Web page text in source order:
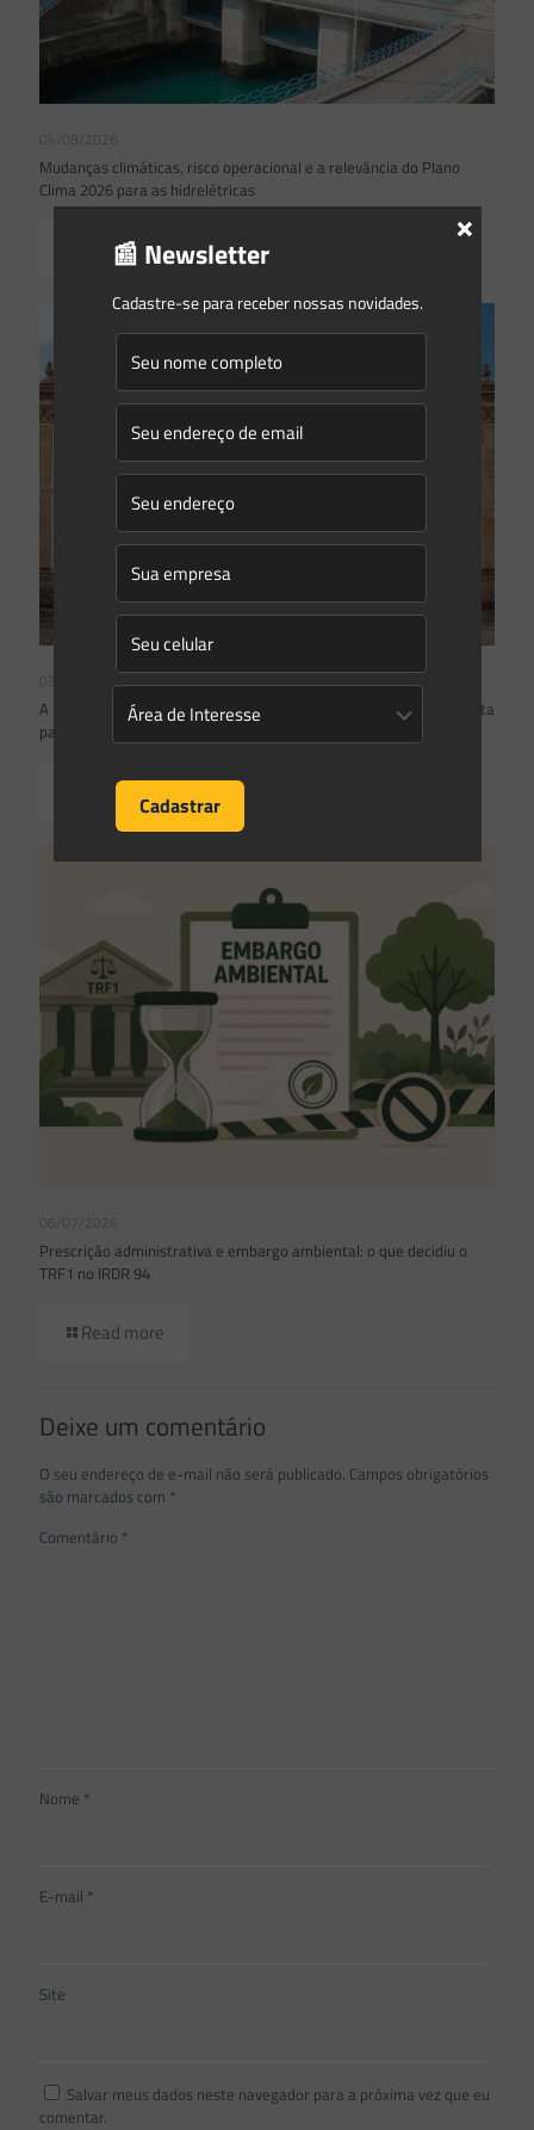
04/08/2026
Mudanças climáticas, risco operacional e a relevância do Plano
Clima 2026 para as hidrelétricas
Read more
03/08/2026
A inclusão de imóvel em inventário de patrimônio cultural não basta
para impor restrições ao direito de propriedade:
Read more
06/07/2026
Prescrição administrativa e embargo ambiental: o que decidiu o
TRF1 no IRDR 94
Read more
Deixe um comentário
O seu endereço de e-mail não será publicado. Campos obrigatórios
são marcados com *
Comentário *
Nome *
E-mail *
Site
Salvar meus dados neste navegador para a próxima vez que eu
comentar.
📰 Newsletter
Cadastre-se para receber nossas novidades.
×